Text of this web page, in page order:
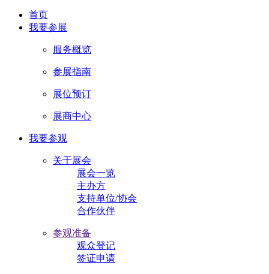
首页
我要参展
服务概览
参展指南
展位预订
展商中心
我要参观
关于展会
展会一览
主办方
支持单位/协会
合作伙伴
参观准备
观众登记
签证申请